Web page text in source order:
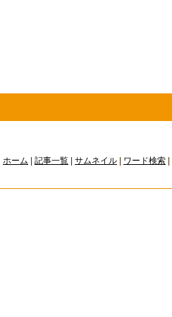
ホーム 記事一覧 サムネイル ワード検索